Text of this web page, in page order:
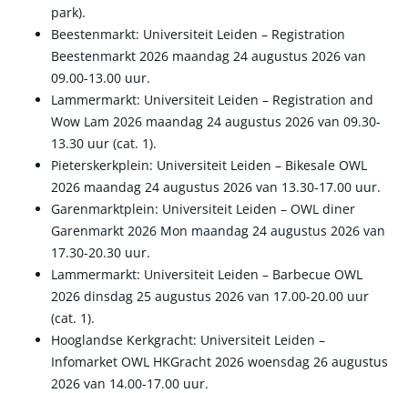
park).
Beestenmarkt: Universiteit Leiden – Registration
Beestenmarkt 2026 maandag 24 augustus 2026 van
09.00-13.00 uur.
Lammermarkt: Universiteit Leiden – Registration and
Wow Lam 2026 maandag 24 augustus 2026 van 09.30-
13.30 uur (cat. 1).
Pieterskerkplein: Universiteit Leiden – Bikesale OWL
2026 maandag 24 augustus 2026 van 13.30-17.00 uur.
Garenmarktplein: Universiteit Leiden – OWL diner
Garenmarkt 2026 Mon maandag 24 augustus 2026 van
17.30-20.30 uur.
Lammermarkt: Universiteit Leiden – Barbecue OWL
2026 dinsdag 25 augustus 2026 van 17.00-20.00 uur
(cat. 1).
Hooglandse Kerkgracht: Universiteit Leiden –
Infomarket OWL HKGracht 2026 woensdag 26 augustus
2026 van 14.00-17.00 uur.